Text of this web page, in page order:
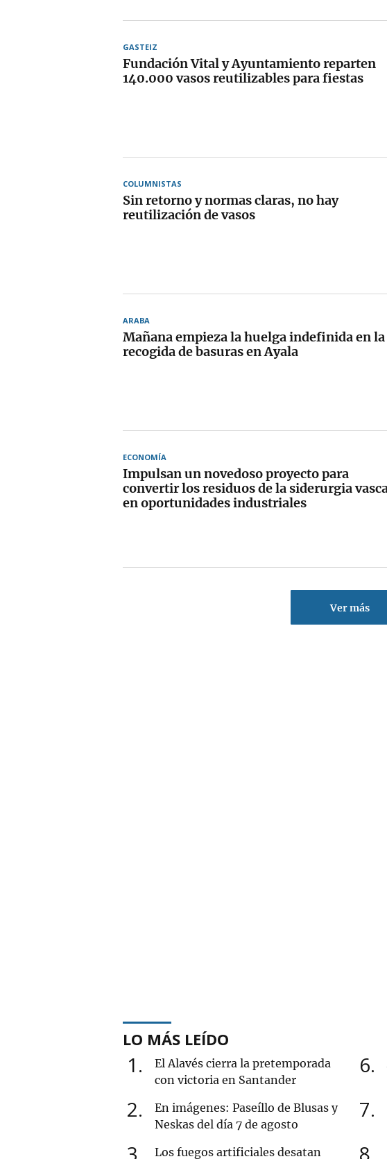
GASTEIZ
Fundación Vital y Ayuntamiento reparten
140.000 vasos reutilizables para fiestas
COLUMNISTAS
Sin retorno y normas claras, no hay
reutilización de vasos
ARABA
Mañana empieza la huelga indefinida en la
recogida de basuras en Ayala
ECONOMÍA
Impulsan un novedoso proyecto para
convertir los residuos de la siderurgia
en oportunidades industriales
Ver más
LO MÁS LEÍDO
1
El Alavés cierra la pretemporada
con victoria en Santander
2
En imágenes: Paseíllo de Blusas y
Neskas del día 7 de agosto
3 Los fuegos artificiales desatan
6
7
8